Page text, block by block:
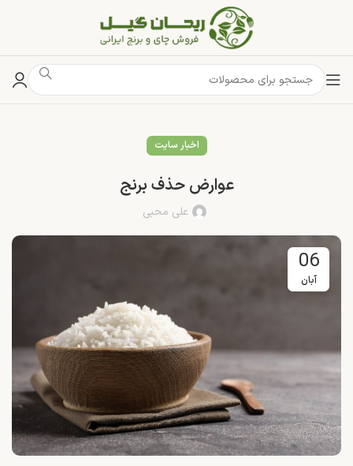
اخبار سایت
عوارض حذف برنج
علی محبی
06
آبان